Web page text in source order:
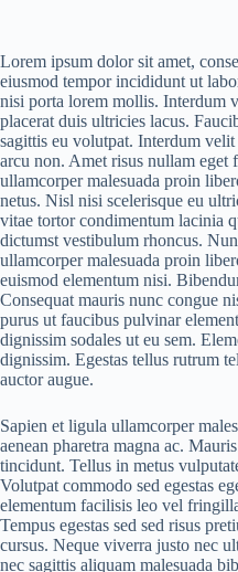
Lorem ipsum dolor sit amet,
eiusmod tempor incididunt ut
nisi porta lorem mollis. Interdum
placerat duis ultricies lacus.
sagittis eu volutpat. Interdum
arcu non. Amet risus nullam eget
ullamcorper malesuada proin
netus. Nisl nisi scelerisque eu
vitae tortor condimentum lacinia
dictumst vestibulum rhoncus.
ullamcorper malesuada proin
euismod elementum nisi.
Consequat mauris nunc congue
purus ut faucibus pulvinar
dignissim sodales ut eu sem.
dignissim. Egestas tellus rutrum
auctor augue.
Sapien et ligula ullamcorper
aenean pharetra magna ac.
tincidunt. Tellus in metus
Volutpat commodo sed egestas
elementum facilisis leo vel
Tempus egestas sed sed risus
cursus. Neque viverra justo nec
nec sagittis aliquam malesuada